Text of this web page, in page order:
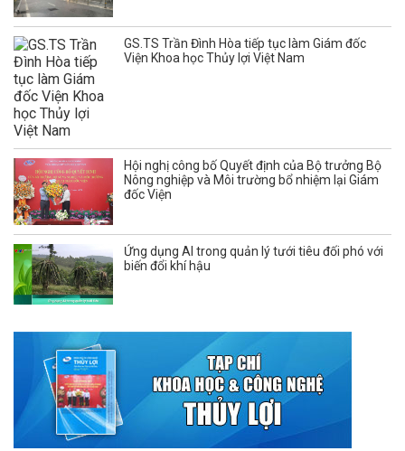
GS.TS Trần Đình Hòa tiếp tục làm Giám đốc
Viện Khoa học Thủy lợi Việt Nam
Hội nghị công bố Quyết định của Bộ trưởng Bộ
Nông nghiệp và Môi trường bổ nhiệm lại Giám
đốc Viện
Ứng dụng AI trong quản lý tưới tiêu đối phó với
biến đổi khí hậu